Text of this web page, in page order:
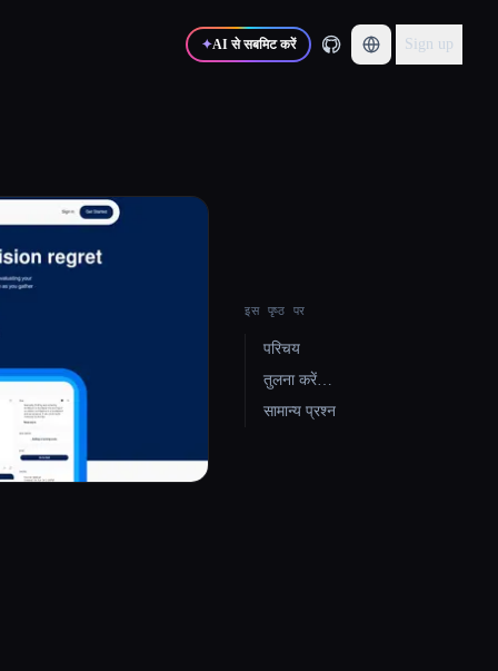
✦AI से सबमिट करें Sign up
इस पृष्ठ पर
परिचय
तुलना करें…
सामान्य प्रश्न